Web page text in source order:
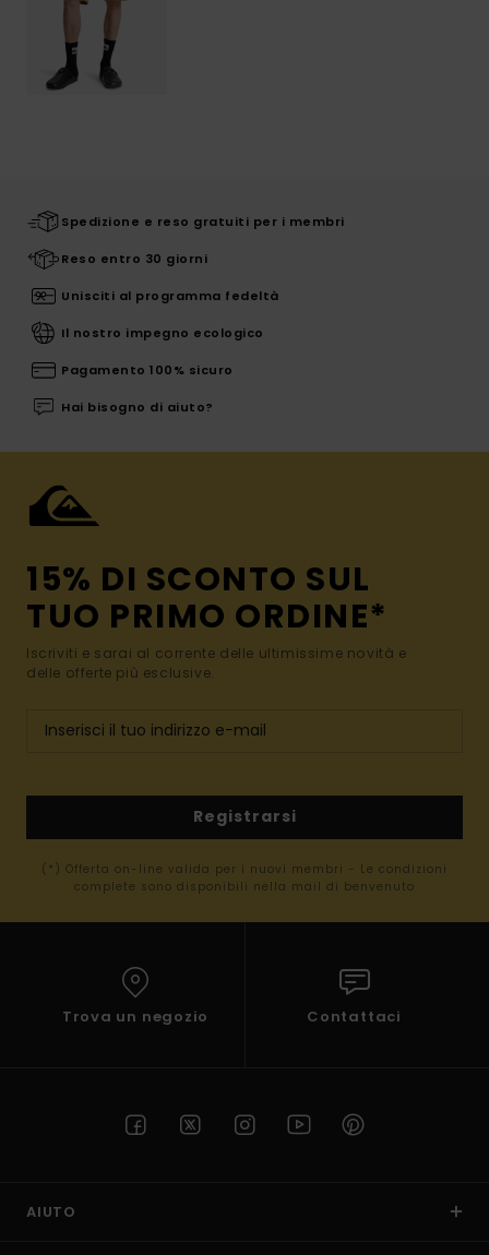
Spedizione e reso gratuiti per i membri
Reso entro 30 giorni
Unisciti al programma fedeltà
Il nostro impegno ecologico
Pagamento 100% sicuro
Hai bisogno di aiuto?
15% DI SCONTO SUL
TUO PRIMO ORDINE*
Iscriviti e sarai al corrente delle ultimissime novità e
delle offerte più esclusive.
Registrarsi
(*) Offerta on-line valida per i nuovi membri - Le condizioni
complete sono disponibili nella mail di benvenuto
Trova un negozio Contattaci
AIUTO